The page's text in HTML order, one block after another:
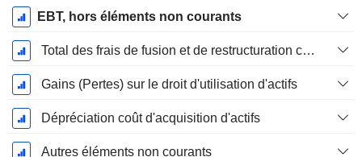
EBT, hors éléments non courants
Total des frais de fusion et de restructuration connexes
Gains (Pertes) sur le droit d'utilisation d'actifs
Dépréciation coût d'acquisition d'actifs
Autres éléments non courants